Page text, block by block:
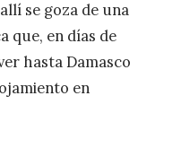
se goza de una
que, en días de
hasta Damasco
en